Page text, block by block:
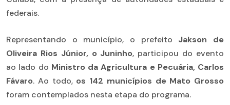
federais.
Representando o município, o prefeito Jakson de
Oliveira Rios Júnior, o Juninho, participou do evento
ao lado do Ministro da Agricultura e Pecuária, Carlos
Fávaro. Ao todo, os 142 municípios de Mato Grosso
foram contemplados nesta etapa do programa.